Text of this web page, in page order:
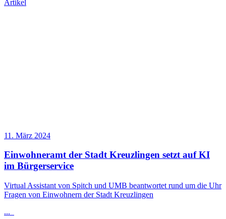
Artikel
11. März 2024
Einwohneramt der Stadt Kreuzlingen setzt auf KI
im Bürgerservice
Virtual Assistant von Spitch und UMB beantwortet rund um die Uhr
Fragen von Einwohnern der Stadt Kreuzlingen
...